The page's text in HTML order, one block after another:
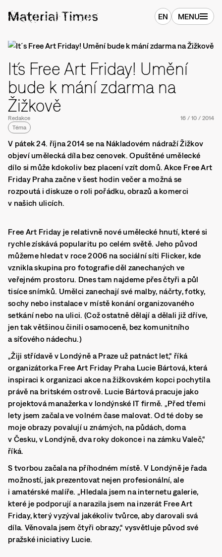
EN MENU
It´s Free Art Friday! Umění
bude k mání zdarma na
Žižkově
Redakce 16 / 10 / 2014
Téma
V pátek 24. října 2014 se na Nákladovém nádraží Žižkov
objeví umělecká díla bez cenovek. Opuštěné umělecké
dílo si může kdokoliv bez placení vzít domů. Akce Free Art
Friday Praha začne v šest hodin večer a možná se
rozpoutá i diskuze o roli pořádku, obrazů a komerci
v našich ulicích.
Free Art Friday je relativně nové umělecké hnutí, které si
rychle získává popularitu po celém světě. Jeho původ
můžeme hledat v roce 2006 na sociální síti Flicker, kde
vznikla skupina pro fotografie děl zanechaných ve
veřejném prostoru. Dnes tam najdeme přes čtyři a půl
tisíce snímků. Umělci zanechají své malby, náčrty, fotky,
sochy nebo instalace v místě konání organizovaného
setkání nebo na ulici. (Což ostatně dělají a dělali již dříve,
jen tak většinou činili osamoceně, bez komunitního
a síťového nádechu.)
„Žiji střídavě v Londýně a Praze už patnáct let,“ říká
organizátorka Free Art Friday Praha Lucie Bártová, která
inspiraci k organizaci akce na žižkovském kopci pochytila
právě na britském ostrově. Lucie Bártová pracuje jako
projektová manažerka v londýnské IT firmě. „Před třemi
lety jsem začala ve volném čase malovat. Od té doby se
moje obrazy povalují u známých, na půdách, doma
v Česku, v Londýně, dva roky dokonce i na zámku Valeč,“
říká.
S tvorbou začala na příhodném místě. V Londýně je řada
možností, jak prezentovat nejen profesionální, ale
i amatérské malíře. „Hledala jsem na internetu galerie,
které je podporují a narazila jsem na inzerát Free Art
Friday, který vyzýval jakékoliv tvůrce, aby darovali svá
díla. Věnovala jsem čtyři obrazy,“ vysvětluje původ své
pražské iniciativy Lucie.